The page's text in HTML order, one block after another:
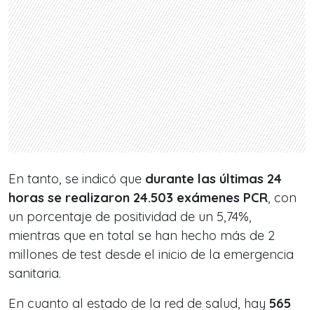
En tanto, se indicó que durante las últimas 24
horas se realizaron 24.503 exámenes PCR , con
un porcentaje de positividad de un 5,74%,
mientras que en total se han hecho más de 2
millones de test desde el inicio de la emergencia
sanitaria.
En cuanto al estado de la red de salud, hay 565